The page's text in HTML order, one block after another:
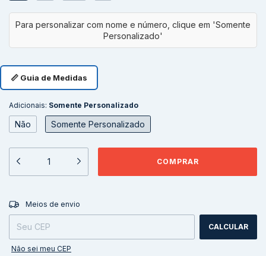
📏 Guia de Medidas
Adicionais: Somente Personalizado
Não Somente Personalizado
Entregas para o CEP:
Meios de envio
CALCULAR
Não sei meu CEP